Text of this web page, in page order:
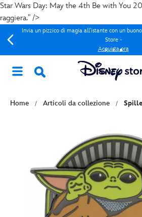
Star Wars Day: May the 4th Be with You
raggiera." />
Invia un pizzico di magia all'istante con un
Store -
Acquista ora
Home Articoli da collezione Spille